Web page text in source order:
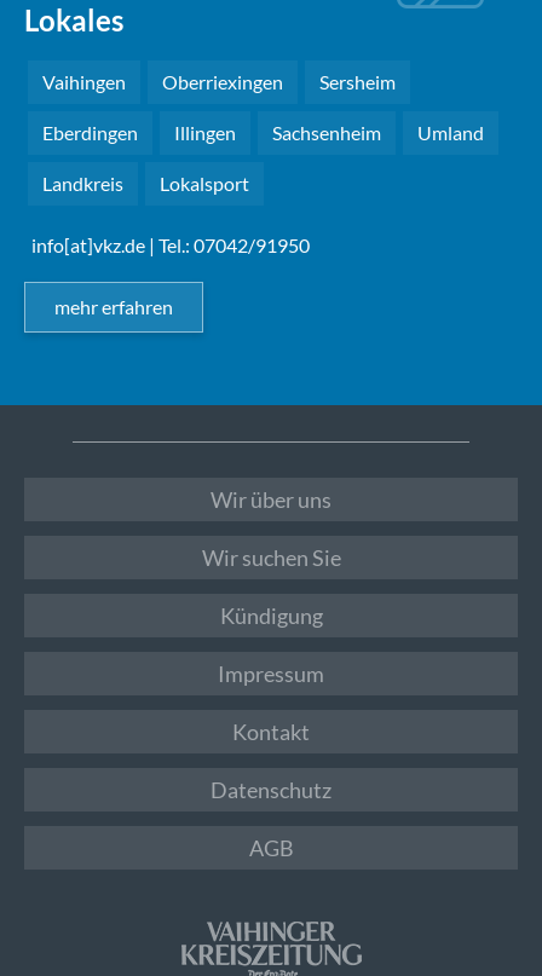
Lokales
Vaihingen Oberriexingen Sersheim
Eberdingen Illingen Sachsenheim Umland
Landkreis Lokalsport
info[at]vkz.de | Tel.: 07042/91950
mehr erfahren
Wir über uns
Wir suchen Sie
Kündigung
Impressum
Kontakt
Datenschutz
AGB